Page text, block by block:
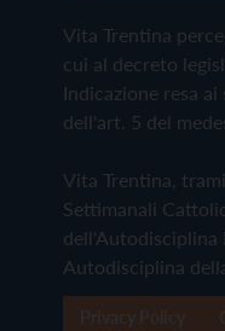
Vita Trentina
cui al decreto
Indicazione resa
dell'art. 5 del
Vita Trentina,
Settimanali
dell'Autodisciplina
Autodisciplina